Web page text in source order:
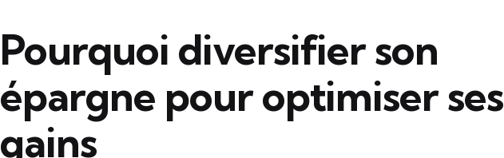
Pourquoi diversifier son
épargne pour optimiser ses
gains